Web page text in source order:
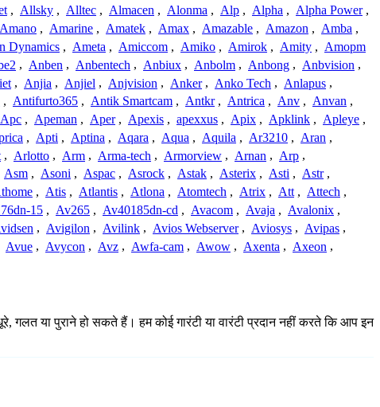
, Allsky , Alltec , Almacen , Alonma , Alp , Alpha , Alpha Power ,
Amano , Amarine , Amatek , Amax , Amazable , Amazon , Amba ,
Dynamics , Ameta , Amiccom , Amiko , Amirok , Amity , Amopm
, Anben , Anbentech , Anbiux , Anbolm , Anbong , Anbvision ,
, Anjia , Anjiel , Anjvision , Anker , Anko Tech , Anlapus ,
, Antifurto365 , Antik Smartcam , Antkr , Antrica , Anv , Anvan ,
Apc , Apeman , Aper , Apexis , apexxus , Apix , Apklink , Apleye ,
, Apti , Aptina , Aqara , Aqua , Aquila , Ar3210 , Aran ,
, Arlotto , Arm , Arma-tech , Armorview , Arnan , Arp ,
Asm , Asoni , Aspac , Asrock , Astak , Asterix , Asti , Astr ,
, Atis , Atlantis , Atlona , Atomtech , Atrix , Att , Attech ,
15 , Av265 , Av40185dn-cd , Avacom , Avaja , Avalonix ,
, Avigilon , Avilink , Avios Webserver , Aviosys , Avipas ,
Avue , Avycon , Avz , Awfa-cam , Awow , Axenta , Axeon ,
गलत या पुराने हो सकते हैं। हम कोई गारंटी या वारंटी प्रदान नहीं करते कि आप इन